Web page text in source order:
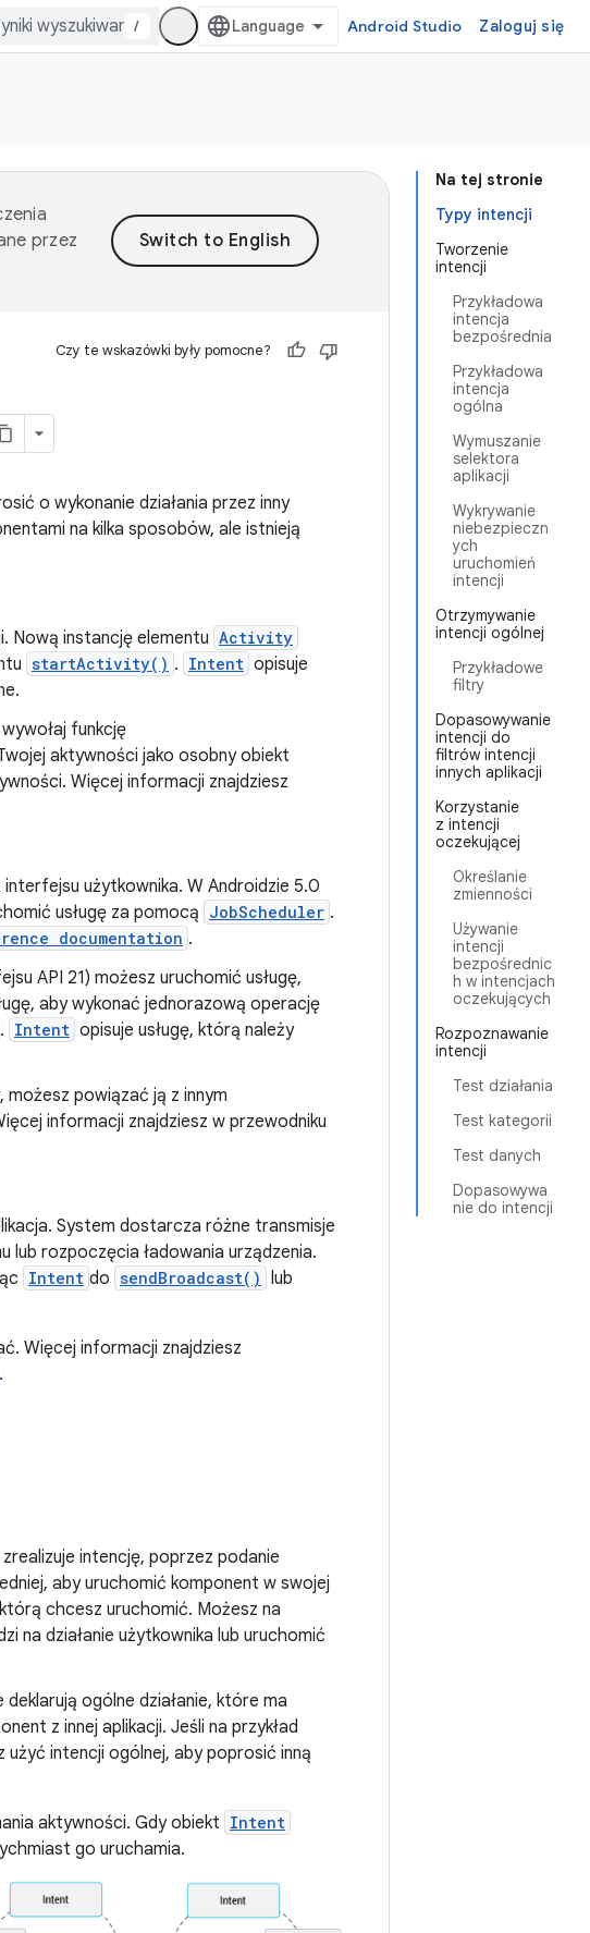
/ Android Studio Zaloguj się
Na tej stronie
Typy intencji
Tworzenie
intencji
Przykładowa
intencja
bezpośrednia
Przykładowa
intencja
ogólna
Wymuszanie
selektora
aplikacji
Wykrywanie
niebezpieczn
ych
uruchomień
intencji
Otrzymywanie
intencji ogólnej
Przykładowe
filtry
Dopasowywanie
intencji do
filtrów intencji
innych aplikacji
Korzystanie
z intencji
oczekującej
Określanie
zmienności
Używanie
intencji
bezpośrednic
h w intencjach
oczekujących
Rozpoznawanie
intencji
Test działania
Test kategorii
Test danych
Dopasowywa
nie do intencji
przez
Czy te wskazówki były pomocne?
o wykonanie działania przez inny
na kilka sposobów, ale istnieją
Nową instancję elementu Activity
startActivity() . Intent opisuje
funkcję
aktywności jako osobny obiekt
Więcej informacji znajdziesz
użytkownika. W Androidzie 5.0
usługę za pomocą JobScheduler .
documentation .
API 21) możesz uruchomić usługę,
aby wykonać jednorazową operację
. Intent opisuje usługę, którą należy
powiązać ją z innym
informacji znajdziesz w przewodniku
System dostarcza różne transmisje
rozpoczęcia ładowania urządzenia.
Intent do sendBroadcast() lub
Więcej informacji znajdziesz
.
intencję, poprzez podanie
aby uruchomić komponent w swojej
chcesz uruchomić. Możesz na
na działanie użytkownika lub uruchomić
ogólne działanie, które ma
z innej aplikacji. Jeśli na przykład
intencji ogólnej, aby poprosić inną
aktywności. Gdy obiekt Intent
go uruchamia.